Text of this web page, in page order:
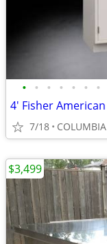
• • • • • • •
7/18 COLUMBIA
$3,499